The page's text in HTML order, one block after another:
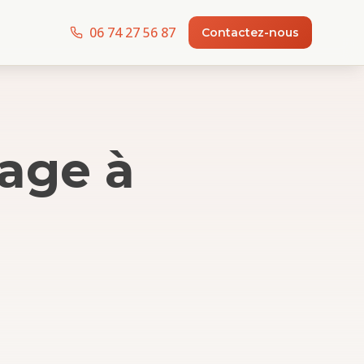
06 74 27 56 87 Contactez-nous
à